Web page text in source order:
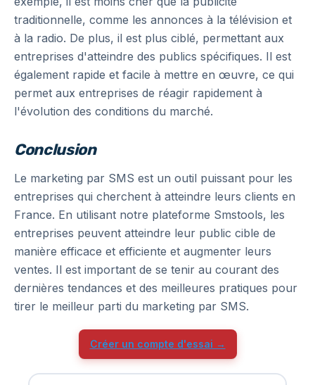
traditionnelle, comme les annonces à la télévision et
à la radio. De plus, il est plus ciblé, permettant aux
entreprises d'atteindre des publics spécifiques. Il est
également rapide et facile à mettre en œuvre, ce qui
permet aux entreprises de réagir rapidement à
l'évolution des conditions du marché.
Conclusion
Le marketing par SMS est un outil puissant pour les
entreprises qui cherchent à atteindre leurs clients en
France. En utilisant notre plateforme Smstools, les
entreprises peuvent atteindre leur public cible de
manière efficace et efficiente et augmenter leurs
ventes. Il est important de se tenir au courant des
dernières tendances et des meilleures pratiques pour
tirer le meilleur parti du marketing par SMS.
Créer un compte d'essai →